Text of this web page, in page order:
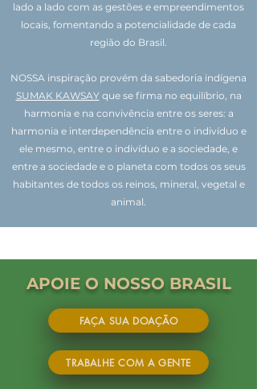
lado a lado com as gestões e empreendimentos
locais, fomentando a potencialidade de cada
região do Brasil.
NOSSA inspiração provém da sabedoria indígena
SUMAK KAWSAY que se firma no equilíbrio, na
harmonia e na convivência entre os seres: a
harmonia e interdependência entre o indivíduo e
ele mesmo, entre o indivíduo e a sociedade, e
entre a sociedade e o planeta com todos os seus
habitantes de todos os reinos, mineral, vegetal e
animal.
APOIE O NOSSO BRASIL
FAÇA SUA DOAÇÃO
TRABALHE COM A GENTE